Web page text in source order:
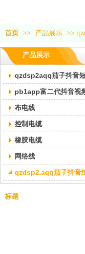
首页 >> 产品展示 >>
产品展示
qzdsp2aqq茄子抖音
pb1app富二代抖音视
布电线
控制电缆
橡胶电缆
网络线
qzdsp2.aqq茄子抖音
标题